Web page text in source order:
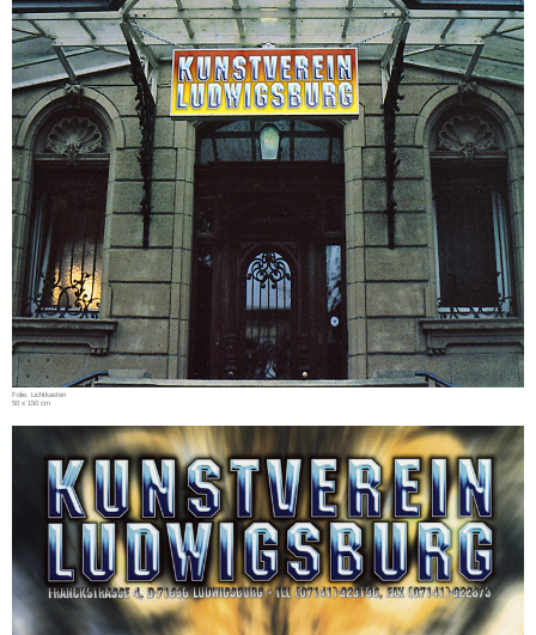
Folie, Lichtkasten
50 x 150 cm